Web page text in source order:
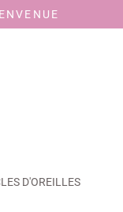
D'OREILLES